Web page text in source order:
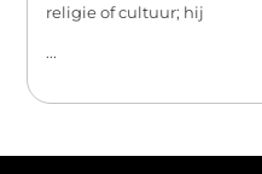
religie of cultuur; hij
...